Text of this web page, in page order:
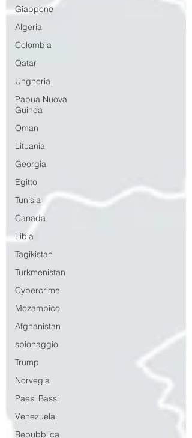
Giappone
Algeria
Colombia
Qatar
Ungheria
Papua Nuova
Guinea
Oman
Lituania
Georgia
Egitto
Tunisia
Canada
Libia
Tagikistan
Turkmenistan
Cybercrime
Mozambico
Afghanistan
spionaggio
Trump
Norvegia
Paesi Bassi
Venezuela
Repubblica